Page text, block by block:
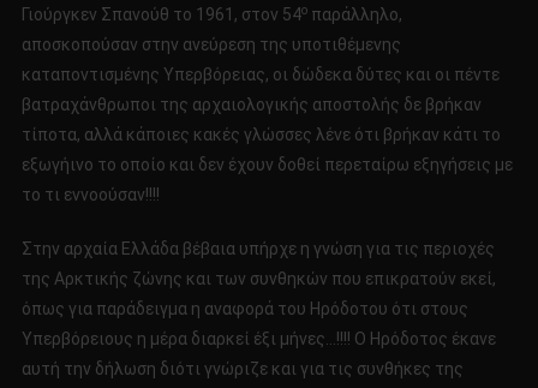
Γιούργκεν Σπανούθ το 1961, στον 54οπαράλληλο,
αποσκοπούσαν στην ανεύρεση της υποτιθέμενης
καταποντισμένης Υπερβόρειας, οι δώδεκα δύτες και οι πέντε
βατραχάνθρωποι της αρχαιολογικής αποστολής δε βρήκαν
τίποτα, αλλά κάποιες κακές γλώσσες λένε ότι βρήκαν κάτι το
εξωγήινο το οποίο και δεν έχουν δοθεί περεταίρω εξηγήσεις με
το τι εννοούσαν!!!!
Στην αρχαία Ελλάδα βέβαια υπήρχε η γνώση για τις περιοχές
της Αρκτικής ζώνης και των συνθηκών που επικρατούν εκεί,
όπως για παράδειγμα η αναφορά του Ηρόδοτου ότι στους
Υπερβόρειους η μέρα διαρκεί έξι μήνες…!!!! Ο Ηρόδοτος έκανε
αυτή την δήλωση διότι γνώριζε και για τις συνθήκες της